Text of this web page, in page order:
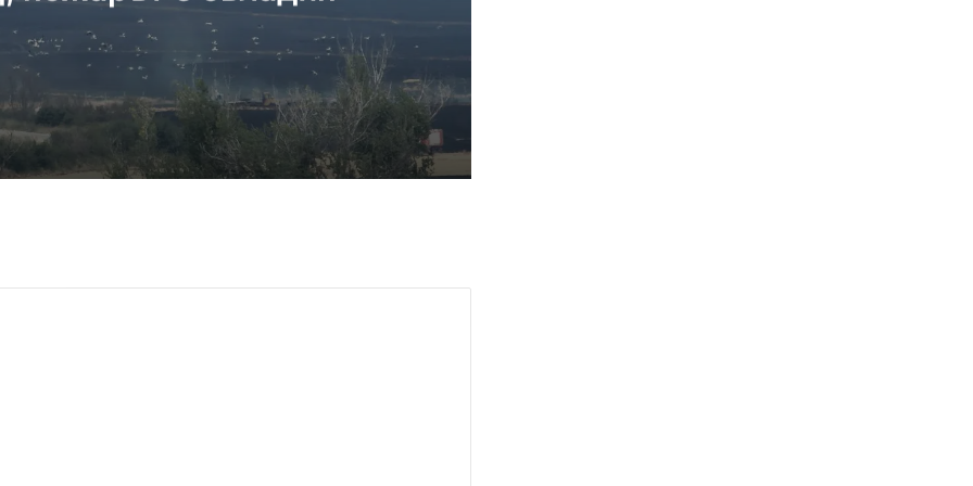
2026
Асеновград, пожарът е овладян
въздушно пространство